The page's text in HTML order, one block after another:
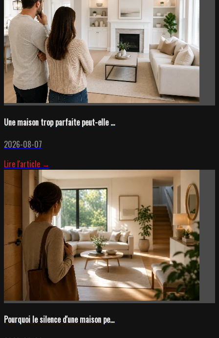
Une maison trop parfaite peut-elle ...
2026-08-07
Lire l'article →
Pourquoi le silence d'une maison pe...